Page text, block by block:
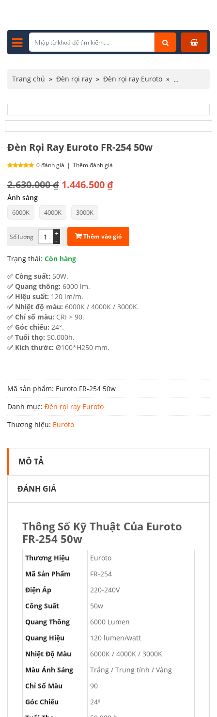
Trang chủ » Đèn rọi ray » Đèn rọi ray Euroto »
Đèn Rọi Ray Euroto FR-254 50w
0 đánh giá | Thêm đánh giá
2.630.000₫
Giá
gốc
là:
2.630.000 ₫.
1.446.500 ₫
Giá
hiện
tại
1.446.500 ₫.
Ánh sáng
6000K 4000K 3000K
Số lượng -
+ Thêm vào giỏ
Trạng thái: Còn hàng
✅ Công suất: 50W.
✅ Quang thông: 6000 lm.
✅ Hiệu suất: 120 lm/m.
✅ Nhiệt độ màu: 6000K / 4000K / 3000K.
✅ Chỉ số màu: CRI > 90.
✅ Góc chiếu: 24°.
✅ Tuổi thọ: 50.000h.
✅ Kích thước: Ø100*H250 mm.
Mã sản phẩm: Euroto FR-254 50w
Danh mục: Đèn rọi ray Euroto
Thương hiệu: Euroto
MÔ TẢ
ĐÁNH GIÁ
Thông Số Kỹ Thuật Của Euroto
FR-254 50w
Thương Hiệu
Euroto
Mã Sản Phẩm
FR-254
Điện Áp
220-240V
Công Suất
50w
Quang Thông
6000 Lumen
Quang Hiệu
120 lumen/watt
Nhiệt Độ Màu
6000K / 4000K / 3000K
Màu Ánh Sáng
Trắng / Trung tính / Vàng
Chỉ Số Màu
90
Góc Chiếu
24⁰